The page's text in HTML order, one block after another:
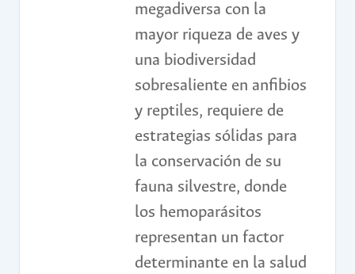
megadiversa con la
mayor riqueza de aves y
una biodiversidad
sobresaliente en anfibios
y reptiles, requiere de
estrategias sólidas para
la conservación de su
fauna silvestre, donde
los hemoparásitos
representan un factor
determinante en la salud